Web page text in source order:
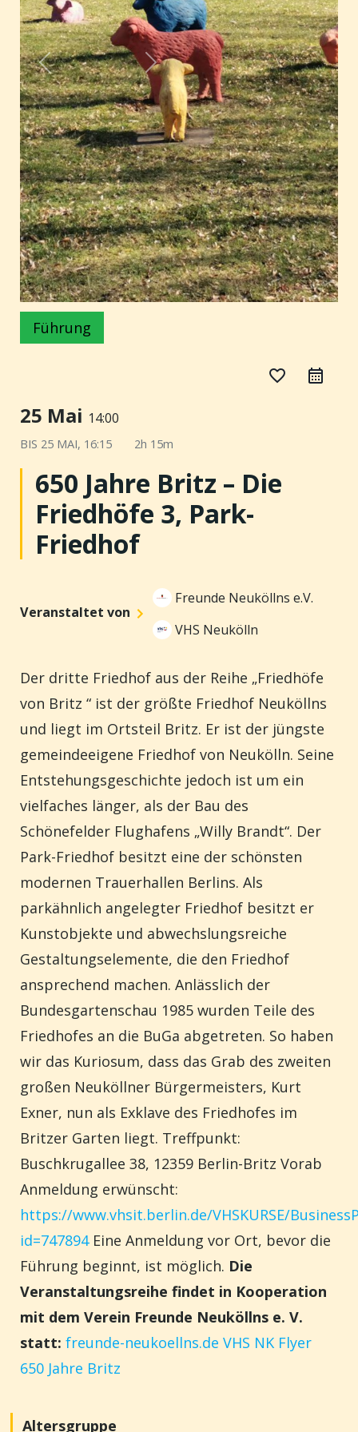
Führung
favorite_border
25 Mai 14:00
BIS 25 MAI, 16:15 2h 15m
650 Jahre Britz – Die
Friedhöfe 3, Park-
Friedhof
Veranstaltet von
Freunde Neuköllns e.V.
VHS Neukölln
Der dritte Friedhof aus der Reihe „Friedhöfe
von Britz “ ist der größte Friedhof Neuköllns
und liegt im Ortsteil Britz. Er ist der jüngste
gemeindeeigene Friedhof von Neukölln. Seine
Entstehungsgeschichte jedoch ist um ein
vielfaches länger, als der Bau des
Schönefelder Flughafens „Willy Brandt“. Der
Park-Friedhof besitzt eine der schönsten
modernen Trauerhallen Berlins. Als
parkähnlich angelegter Friedhof besitzt er
Kunstobjekte und abwechslungsreiche
Gestaltungselemente, die den Friedhof
ansprechend machen. Anlässlich der
Bundesgartenschau 1985 wurden Teile des
Friedhofes an die BuGa abgetreten. So haben
wir das Kuriosum, dass das Grab des zweiten
großen Neuköllner Bürgermeisters, Kurt
Exner, nun als Exklave des Friedhofes im
Britzer Garten liegt. Treffpunkt:
Buschkrugallee 38, 12359 Berlin-Britz Vorab
Anmeldung erwünscht:
https://www.vhsit.berlin.de/VHSKURSE/
id=747894 Eine Anmeldung vor Ort, bevor die
Führung beginnt, ist möglich. Die
Veranstaltungsreihe findet in Kooperation
mit dem Verein Freunde Neuköllns e. V.
statt: freunde-neukoellns.de VHS NK Flyer
650 Jahre Britz
Altersgruppe